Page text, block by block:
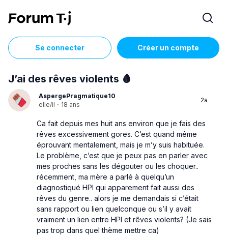
Se connecter Créer un compte
J’ai des rêves violents 🩸
AspergePragmatique10
elle/il · 18 ans
2a
Ca fait depuis mes huit ans environ que je fais des
rêves excessivement gores. C’est quand même
éprouvant mentalement, mais je m’y suis habituée.
Le problème, c’est que je peux pas en parler avec
mes proches sans les dégouter ou les choquer..
récemment, ma mère a parlé à quelqu’un
diagnostiqué HPI qui apparement fait aussi des
rêves du genre.. alors je me demandais si c’était
sans rapport ou lien quelconque ou s’il y avait
vraiment un lien entre HPI et rêves violents? (Je sais
pas trop dans quel thème mettre ca)